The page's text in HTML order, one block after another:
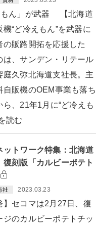
ん」が武器 【北海道
“ど冷えもん”を武器に
の販路開拓を応援した
は、サンデン・リテール
庭久弥北海道支社長。主
自販機のOEM事業も落ち
ら、21年1月に“ど冷えも
読む
ットワーク特集：北海道
復刻版「カルビーポテト
社 2023.03.23
セコマは2月27日、復
ジのカルビーポテトチッ